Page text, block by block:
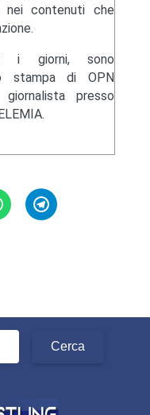
contenuti che
giorni, sono
stampa di OPN
presso